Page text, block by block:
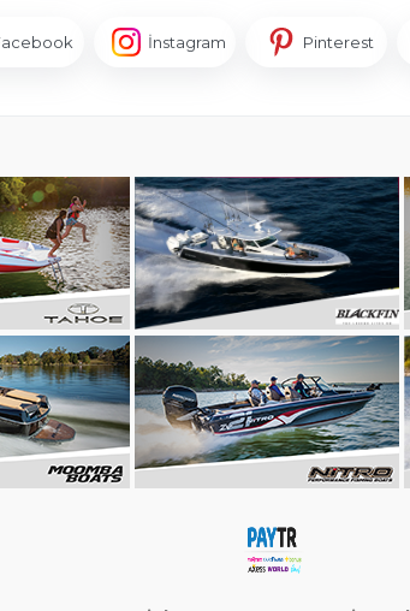
İnstagram Pinterest